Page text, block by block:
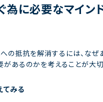
為に必要なマイン
の抵抗を解消するには、なぜ
あるのかを考えることが大切
てみる